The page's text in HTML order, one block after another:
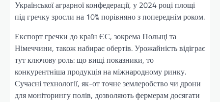
Української аграрної конфедерації, у 2024 році площі
під гречку зросли на 10% порівняно з попереднім роком.
Експорт гречки до країн ЄС, зокрема Польщі та
Німеччини, також набирає обертів. Урожайність відіграє
тут ключову роль: що вищі показники, то
конкурентніша продукція на міжнародному ринку.
Сучасні технології, як-от точне землеробство чи дрони
для моніторингу полів, дозволяють фермерам досягати